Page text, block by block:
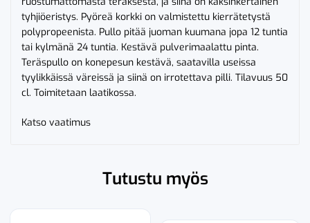
tyhjiöeristys. Pyöreä korkki on valmistettu kierrätetystä
polypropeenista. Pullo pitää juoman kuumana jopa 12 tuntia
tai kylmänä 24 tuntia. Kestävä pulverimaalattu pinta.
Teräspullo on konepesun kestävä, saatavilla useissa
tyylikkäissä väreissä ja siinä on irrotettava pilli. Tilavuus 50
cl. Toimitetaan laatikossa.
Katso vaatimus
Tutustu myös